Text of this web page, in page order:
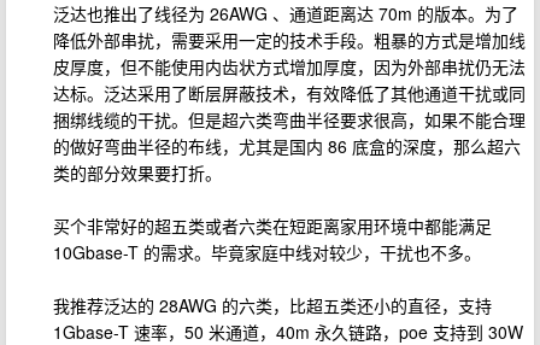
泛达也推出了线径为 26AWG 、通道距离达 70m 的版本。为了
降低外部串扰，需要采用一定的技术手段。粗暴的方式是增加线
皮厚度，但不能使用内齿状方式增加厚度，因为外部串扰仍无法
达标。泛达采用了断层屏蔽技术，有效降低了其他通道干扰或同
捆绑线缆的干扰。但是超六类弯曲半径要求很高，如果不能合理
的做好弯曲半径的布线，尤其是国内 86 底盒的深度，那么超六
类的部分效果要打折。
买个非常好的超五类或者六类在短距离家用环境中都能满足
10Gbase-T 的需求。毕竟家庭中线对较少，干扰也不多。
我推荐泛达的 28AWG 的六类，比超五类还小的直径，支持
1Gbase-T 速率，50 米通道，40m 永久链路，poe 支持到 30W